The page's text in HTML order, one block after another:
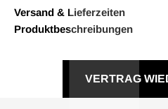
Versand & Lieferzeiten
Produktbeschreibungen
VERTRAG